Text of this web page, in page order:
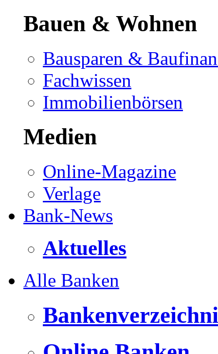
Bauen & Wohnen
Bausparen &
Fachwissen
Immobilienbörsen
Medien
Online-Magazine
Verlage
Bank-News
Aktuelles
Alle Banken